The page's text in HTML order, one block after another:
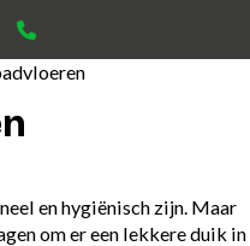
en hygiënisch zijn. Maar
om er een lekkere duik in